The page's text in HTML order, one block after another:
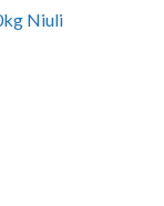
Niuli